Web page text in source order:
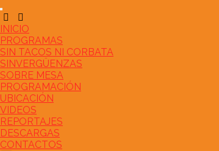
Saltar
al
contenido
INICIO
PROGRAMAS
SIN TACOS NI CORBATA
SINVERGÜENZAS
SOBRE MESA
PROGRAMACIÓN
UBICACIÓN
VIDEOS
REPORTAJES
DESCARGAS
CONTACTOS